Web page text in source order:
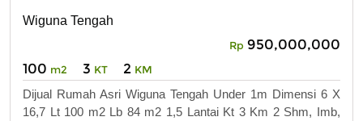
Wiguna Tengah
Rp 950,000,000
100 m2 3 KT 2 KM
Dijual Rumah Asri Wiguna Tengah Under 1m Dimensi 6 X
16,7 Lt 100 m2 Lb 84 m2 1,5 Lantai Kt 3 Km 2 Shm, Imb,